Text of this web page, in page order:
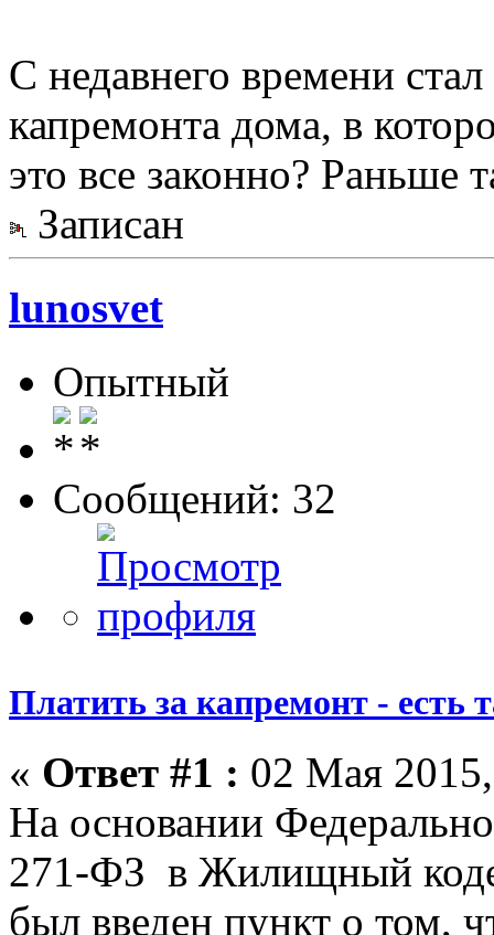
С недавнего времени
капремонта дома, в
это все законно? Раньше
Записан
lunosvet
Опытный
Сообщений: 32
Платить за капремонт - есть
« Ответ #1 : 02 Мая
На основании
271-ФЗ в Жилищный
был введен пункт о том,